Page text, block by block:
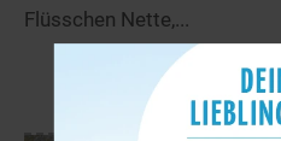
Flüsschen Nette,...